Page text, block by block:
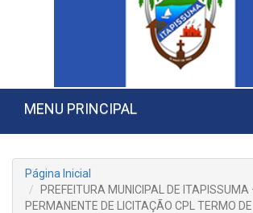
MENU PRINCIPAL
Página Inicial
PREFEITURA MUNICIPAL DE
PERMANENTE DE LICITAÇÃO CPL TERMO DE